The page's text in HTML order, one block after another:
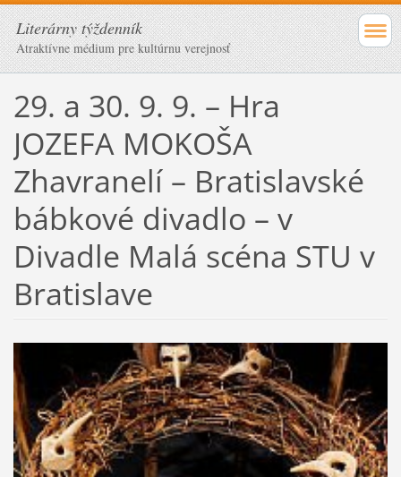
Literárny týždenník
Atraktívne médium pre kultúrnu verejnosť
29. a 30. 9. 9. – Hra
JOZEFA MOKOŠA
Zhavranelí – Bratislavské
bábkové divadlo – v
Divadle Malá scéna STU v
Bratislave